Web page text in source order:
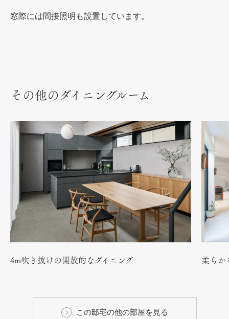
窓際には間接照明も設置しています。
その他のダイニングルーム
4m吹き抜けの開放的なダイニング 柔らか
この邸宅の他の部屋を見る